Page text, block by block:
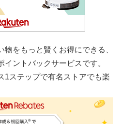
をもっと賢くお得にできる、
ントバックサービスです。
1ステップで有名ストアでも楽